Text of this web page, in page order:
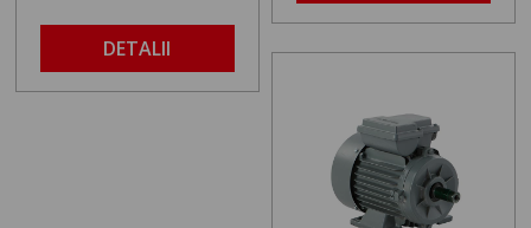
DETALII